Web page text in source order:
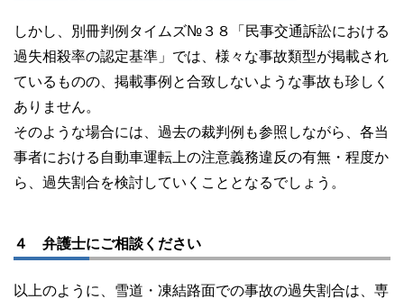
しかし、別冊判例タイムズ№３８「民事交通訴訟における
過失相殺率の認定基準」では、様々な事故類型が掲載され
ているものの、掲載事例と合致しないような事故も珍しく
ありません。
そのような場合には、過去の裁判例も参照しながら、各当
事者における自動車運転上の注意義務違反の有無・程度か
ら、過失割合を検討していくこととなるでしょう。
４ 弁護士にご相談ください
以上のように、雪道・凍結路面での事故の過失割合は、専